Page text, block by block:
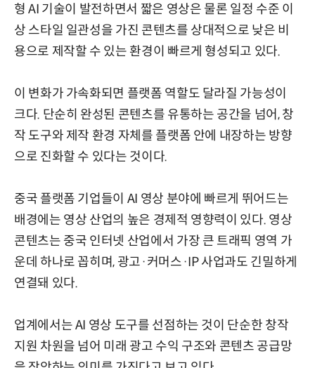
형 AI 기술이 발전하면서 짧은 영상은 물론 일정 수준 이
상 스타일 일관성을 가진 콘텐츠를 상대적으로 낮은 비
용으로 제작할 수 있는 환경이 빠르게 형성되고 있다.
이 변화가 가속화되면 플랫폼 역할도 달라질 가능성이
크다. 단순히 완성된 콘텐츠를 유통하는 공간을 넘어, 창
작 도구와 제작 환경 자체를 플랫폼 안에 내장하는 방향
으로 진화할 수 있다는 것이다.
중국 플랫폼 기업들이 AI 영상 분야에 빠르게 뛰어드는
배경에는 영상 산업의 높은 경제적 영향력이 있다. 영상
콘텐츠는 중국 인터넷 산업에서 가장 큰 트래픽 영역 가
운데 하나로 꼽히며, 광고·커머스·IP 사업과도 긴밀하게
연결돼 있다.
업계에서는 AI 영상 도구를 선점하는 것이 단순한 창작
지원 차원을 넘어 미래 광고 수익 구조와 콘텐츠 공급망